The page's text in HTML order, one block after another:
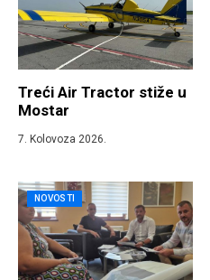
Treći Air Tractor stiže u
Mostar
7. Kolovoza 2026.
NOVOSTI